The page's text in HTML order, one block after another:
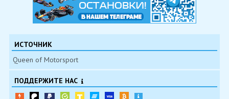
ИСТОЧНИК
Queen of Motorsport
ПОДДЕРЖИТЕ НАС